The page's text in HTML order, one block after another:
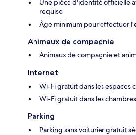
Une pièce d'identité officielle
requise
Âge minimum pour effectuer
Animaux de compagnie
Animaux de compagnie et
Internet
Wi-Fi gratuit dans les espaces
Wi-Fi gratuit dans les chambres
Parking
Parking sans voiturier gratuit